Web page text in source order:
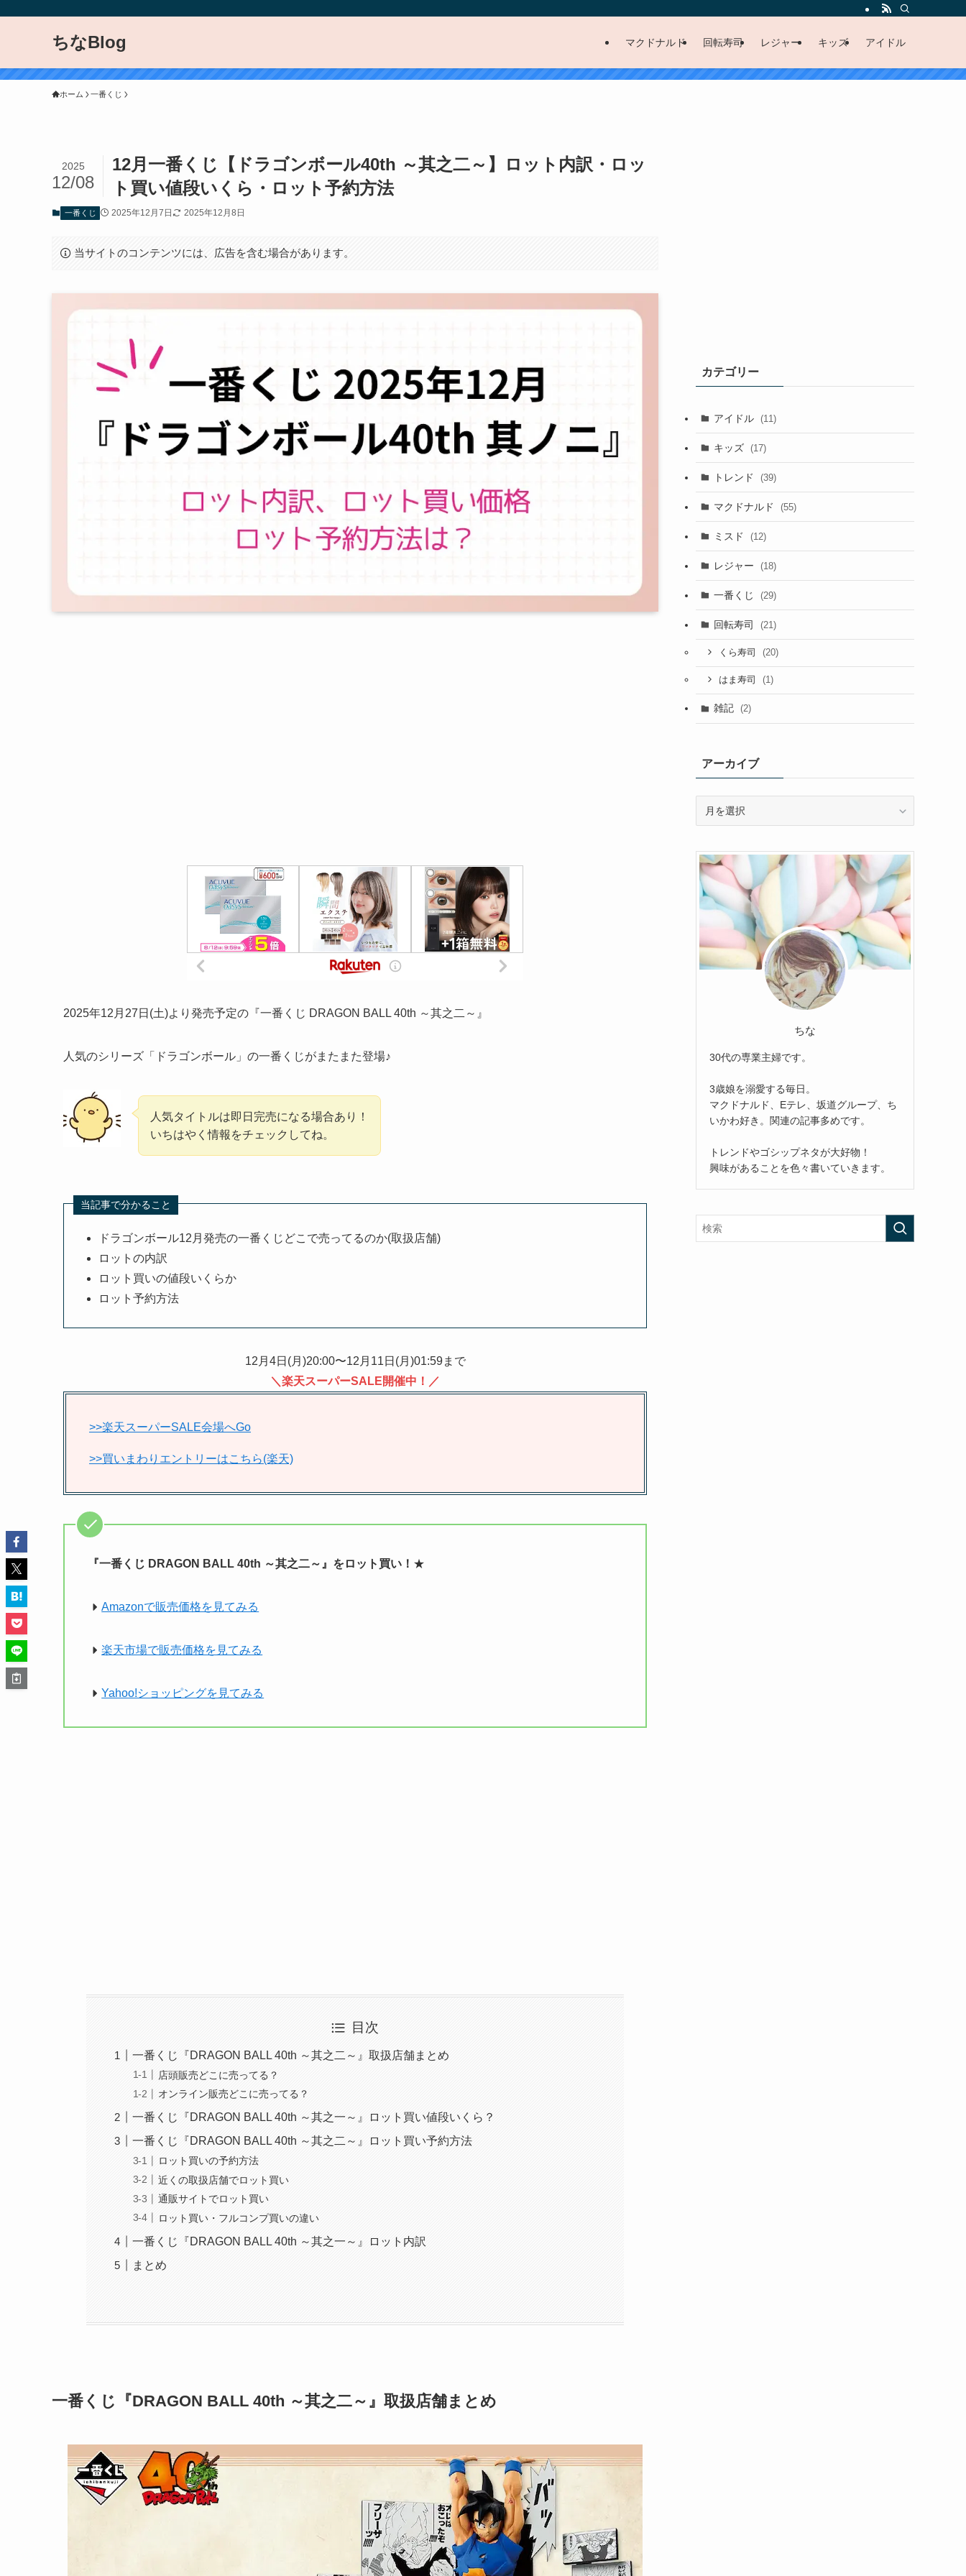
ちなBlog マクドナルド 回転寿司 レジャー キッズ アイドル
ホーム 一番くじ
12月一番くじ【ドラゴンボール40th ～其之二～】ロット内訳・ロッ
ト買い値段いくら・ロット予約方法
2025
12/08
一番くじ 2025年12月7日 2025年12月8日
当サイトのコンテンツには、広告を含む場合があります。
2025年12月27日(土)より発売予定の『一番くじ DRAGON BALL 40th ～其之二～』
人気のシリーズ「ドラゴンボール」の一番くじがまたまた登場♪
人気タイトルは即日完売になる場合あり！
いちはやく情報をチェックしてね。
当記事で分かること
ドラゴンボール12月発売の一番くじどこで売ってるのか(取扱店舗)
ロットの内訳
ロット買いの値段いくらか
ロット予約方法
12月4日(月)20:00〜12月11日(月)01:59まで
＼楽天スーパーSALE開催中！／
>>楽天スーパーSALE会場へGo
>>買いまわりエントリーはこちら(楽天)
『一番くじ DRAGON BALL 40th ～其之二～』をロット買い！ ★
Amazonで販売価格を見てみる
楽天市場で販売価格を見てみる
Yahoo!ショッピングを見てみる
目次
一番くじ『DRAGON BALL 40th ～其之二～』取扱店舗まとめ
店頭販売どこに売ってる？
オンライン販売どこに売ってる？
一番くじ『DRAGON BALL 40th ～其之一～』ロット買い値段いくら？
一番くじ『DRAGON BALL 40th ～其之二～』ロット買い予約方法
ロット買いの予約方法
近くの取扱店舗でロット買い
通販サイトでロット買い
ロット買い・フルコンプ買いの違い
一番くじ『DRAGON BALL 40th ～其之一～』ロット内訳
まとめ
一番くじ『DRAGON BALL 40th ～其之二～』取扱店舗まとめ
カテゴリー
アイドル (11)
キッズ (17)
トレンド (39)
マクドナルド (55)
ミスド (12)
レジャー (18)
一番くじ (29)
回転寿司 (21)
くら寿司 (20)
はま寿司 (1)
雑記 (2)
アーカイブ
イ
ブ
ちな
30代の専業主婦です。
3歳娘を溺愛する毎日。
マクドナルド、Eテレ、坂道グループ、ち
いかわ好き。関連の記事多めです。
トレンドやゴシップネタが大好物！
興味があることを色々書いていきます。